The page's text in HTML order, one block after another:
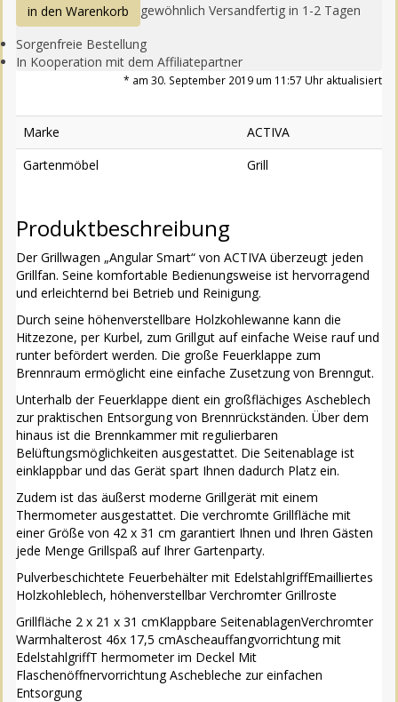
in den Warenkorb
gewöhnlich Versandfertig in 1-2 Tagen
Sorgenfreie Bestellung
In Kooperation mit dem Affiliatepartner
* am 30. September 2019 um 11:57 Uhr aktualisiert
Marke
ACTIVA
Gartenmöbel
Grill
Produktbeschreibung
Der Grillwagen „Angular Smart“ von ACTIVA überzeugt jeden
Grillfan. Seine komfortable Bedienungsweise ist hervorragend
und erleichternd bei Betrieb und Reinigung.
Durch seine höhenverstellbare Holzkohlewanne kann die
Hitzezone, per Kurbel, zum Grillgut auf einfache Weise rauf und
runter befördert werden. Die große Feuerklappe zum
Brennraum ermöglicht eine einfache Zusetzung von Brenngut.
Unterhalb der Feuerklappe dient ein großflächiges Ascheblech
zur praktischen Entsorgung von Brennrückständen. Über dem
hinaus ist die Brennkammer mit regulierbaren
Belüftungsmöglichkeiten ausgestattet. Die Seitenablage ist
einklappbar und das Gerät spart Ihnen dadurch Platz ein.
Zudem ist das äußerst moderne Grillgerät mit einem
Thermometer ausgestattet. Die verchromte Grillfläche mit
einer Größe von 42 x 31 cm garantiert Ihnen und Ihren Gästen
jede Menge Grillspaß auf Ihrer Gartenparty.
Pulverbeschichtete Feuerbehälter mit EdelstahlgriffEmailliertes
Holzkohleblech, höhenverstellbar Verchromter Grillroste
Grillfläche 2 x 21 x 31 cmKlappbare SeitenablagenVerchromter
Warmhalterost 46x 17,5 cmAscheauffangvorrichtung mit
EdelstahlgriffT hermometer im Deckel Mit
Flaschenöffnervorrichtung Aschebleche zur einfachen
Entsorgung